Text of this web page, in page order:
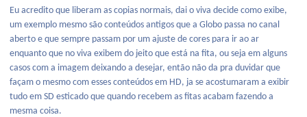
Eu acredito que liberam as copias normais, dai o viva decide como exibe,
um exemplo mesmo são conteúdos antigos que a Globo passa no canal
aberto e que sempre passam por um ajuste de cores para ir ao ar
enquanto que no viva exibem do jeito que está na fita, ou seja em alguns
casos com a imagem deixando a desejar, então não da pra duvidar que
façam o mesmo com esses conteúdos em HD, ja se acostumaram a exibir
tudo em SD esticado que quando recebem as fitas acabam fazendo a
mesma coisa.